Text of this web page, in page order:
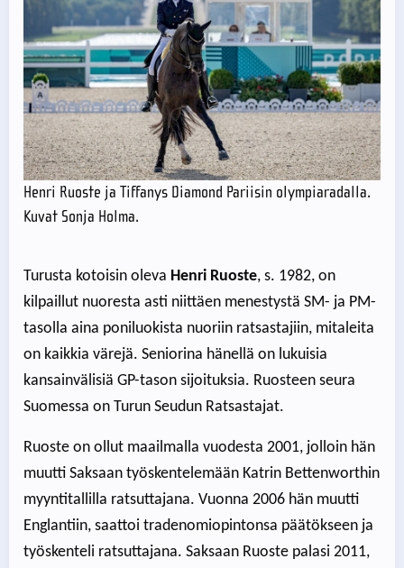
Henri Ruoste ja Tiffanys Diamond Pariisin olympiaradalla.
Kuvat Sonja Holma.
Turusta kotoisin oleva Henri Ruoste, s. 1982, on
kilpaillut nuoresta asti niittäen menestystä SM- ja PM-
tasolla aina poniluokista nuoriin ratsastajiin, mitaleita
on kaikkia värejä. Seniorina hänellä on lukuisia
kansainvälisiä GP-tason sijoituksia. Ruosteen seura
Suomessa on Turun Seudun Ratsastajat.
Ruoste on ollut maailmalla vuodesta 2001, jolloin hän
muutti Saksaan työskentelemään Katrin Bettenworthin
myyntitallilla ratsuttajana. Vuonna 2006 hän muutti
Englantiin, saattoi tradenomiopintonsa päätökseen ja
työskenteli ratsuttajana. Saksaan Ruoste palasi 2011,